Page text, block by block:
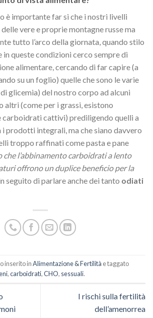
è importante far si che i nostri livelli
vere e proprie montagne russe ma
tutto l’arco della giornata, quando stilo
in queste condizioni cerco sempre di
alimentare, cercando di far capire (a
su un foglio) quelle che sono le varie
glicemia) del nostro corpo ad alcuni
(come per i grassi, esistono
cattivi) prediligendo quelli a
i prodotti integrali, ma che siano davvero
troppo raffinati come pasta e pane
che l’abbinamento carboidrati a lento
offrono un duplice beneficio per la
seguito di parlare anche dei tanto odiati
inserito inAlimentazione & Fertilità e taggato
,carboidrati,CHO, sessuali.
I rischi sulla fertilità
dell’amenorrea